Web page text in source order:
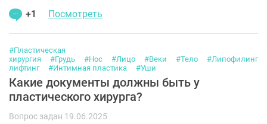
+1 Посмотреть
#Пластическая
хирургия
#Грудь #Нос #Лицо #Веки #Тело
#Липофилинг
лифтинг
#Интимная пластика #Уши
Какие документы должны быть у
пластического хирурга?
Вопрос задан 19.06.2025